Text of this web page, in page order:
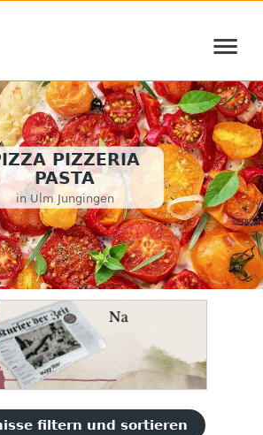
≡
PIZZERIA
PASTA
in Ulm Jungingen
filtern und sortieren